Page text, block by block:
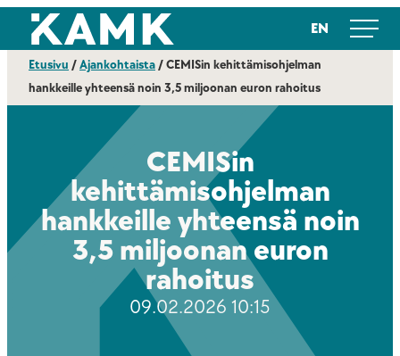
Siirry
suoraan
sisältöön
Kajaanin ammattikorkeakoulu EN
Etusivu /Ajankohtaista/CEMISin kehittämisohjelman
hankkeille yhteensä noin 3,5 miljoonan euron rahoitus
CEMISin
kehittämisohjelman
hankkeille yhteensä noin
3,5 miljoonan euron
rahoitus
09.02.2026 10:15